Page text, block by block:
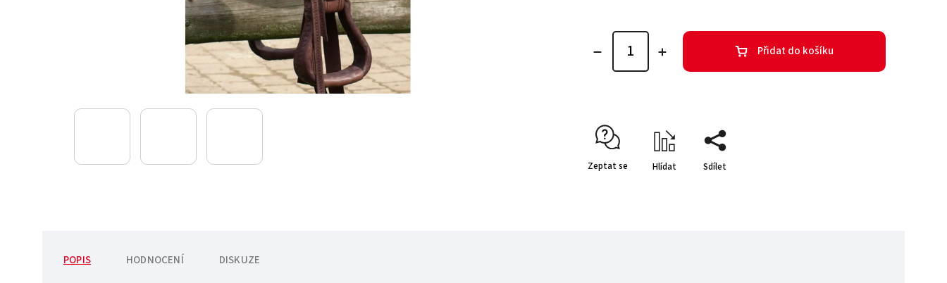
Přidat do košíku
Zeptat se Hlídat Sdílet
POPIS HODNOCENÍ DISKUZE